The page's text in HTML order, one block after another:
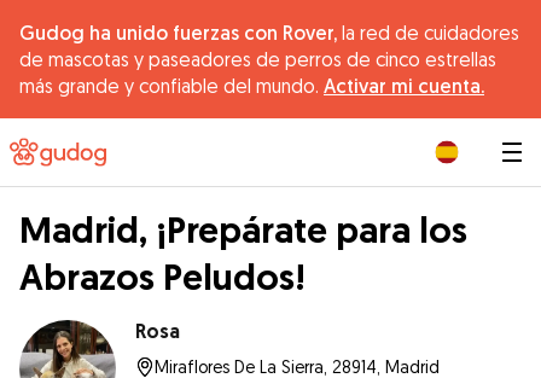
Gudog ha unido fuerzas con Rover, la red de cuidadores
de mascotas y paseadores de perros de cinco estrellas
más grande y confiable del mundo. Activar mi cuenta.
Madrid, ¡Prepárate para los
Abrazos Peludos!
Rosa
Miraflores De La Sierra, 28914, Madrid